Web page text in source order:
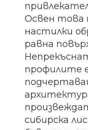
Освен това
настилки
равна
профилите
сибирска